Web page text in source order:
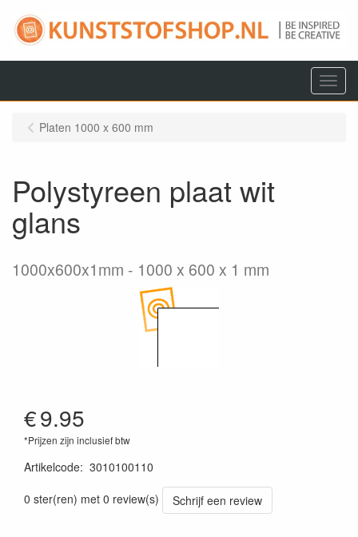
Menu
Platen 1000 x 600 mm
Polystyreen plaat wit
glans
1000x600x1mm 1000 x 600 x 1 mm
€9.95
*Prijzen zijn inclusief btw
Artikelcode: 3010100110
0 ster(ren) met 0 review(s)
Schrijf een review